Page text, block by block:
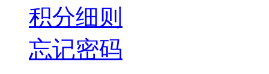
积分细则
忘记密码